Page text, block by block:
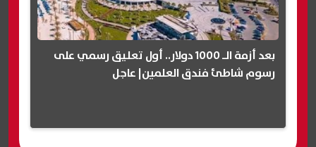
بعد أزمة الـ 1000 دولار.. أول تعليق رسمي على
رسوم شاطئ فندق العلمين| عاجل